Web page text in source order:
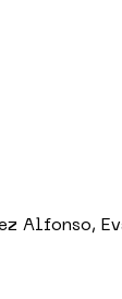
Alfonso,